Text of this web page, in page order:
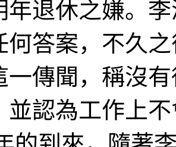
年退休之嫌。
何答案，不久
一傳聞，稱沒
並認為工作上